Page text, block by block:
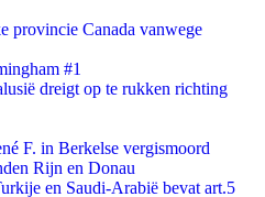
provincie Canada vanwege
#1
dreigt op te rukken richting
F. in Berkelse vergismoord
Rijn en Donau
en Saudi-Arabië bevat art.5